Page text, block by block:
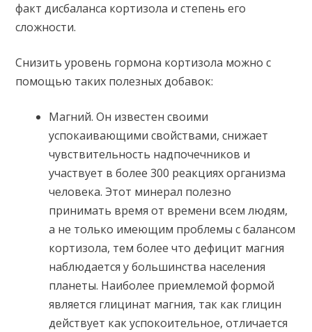
факт дисбаланса кортизола и степень его
сложности.
Снизить уровень гормона кортизола можно с
помощью таких полезных добавок:
Магний. Он известен своими
успокаивающими свойствами, снижает
чувствительность надпочечников и
участвует в более 300 реакциях организма
человека. Этот минерал полезно
принимать время от времени всем людям,
а не только имеющим проблемы с балансом
кортизола, тем более что дефицит магния
наблюдается у большинства населения
планеты. Наиболее приемлемой формой
является глицинат магния, так как глицин
действует как успокоительное, отличается